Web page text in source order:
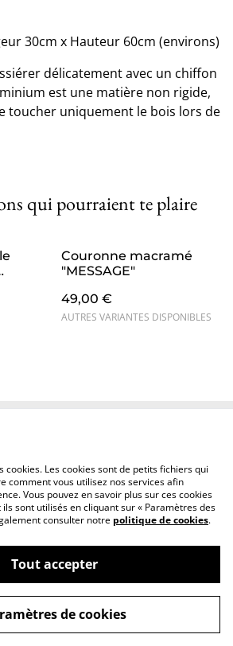
30cm x Hauteur 60cm (environs)
délicatement avec un chiffon
est une matière non rigide,
toucher uniquement le bois lors de
qui pourraient te plaire
Couronne macramé
"MESSAGE"
49,00 €
AUTRES VARIANTES DISPONIBLES
Cookies
FAQ
powered by
cookies. Les cookies sont de petits fichiers qui
comment vous utilisez nos services afin
Vous pouvez en savoir plus sur ces cookies
sont utilisés en cliquant sur « Paramètres des
consulter notre politique de cookies.
Tout accepter
de cookies